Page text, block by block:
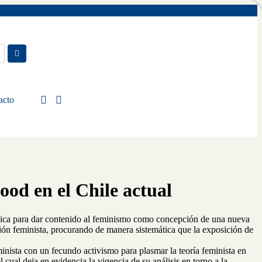
en el Chile actual
para dar contenido al feminismo como concepción de una nueva
feminista, procurando de manera sistemática que la exposición de
con un fecundo activismo para plasmar la teoría feminista en